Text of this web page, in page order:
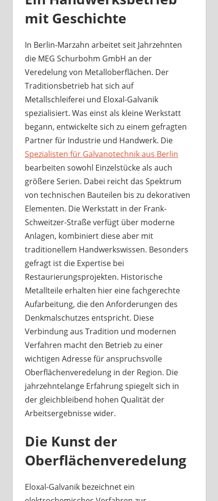
mit Geschichte
In Berlin-Marzahn arbeitet seit Jahrzehnten
die MEG Schurbohm GmbH an der
Veredelung von Metalloberflächen. Der
Traditionsbetrieb hat sich auf
Metallschleiferei und Eloxal-Galvanik
spezialisiert. Was einst als kleine Werkstatt
begann, entwickelte sich zu einem gefragten
Partner für Industrie und Handwerk. Die
Spezialisten für Galvanotechnik aus Berlin
bearbeiten sowohl Einzelstücke als auch
größere Serien. Dabei reicht das Spektrum
von technischen Bauteilen bis zu dekorativen
Elementen. Die Werkstatt in der Frank-
Schweitzer-Straße verfügt über moderne
Anlagen, kombiniert diese aber mit
traditionellem Handwerkswissen. Besonders
gefragt ist die Expertise bei
Restaurierungsprojekten. Historische
Metallteile erhalten hier eine fachgerechte
Aufarbeitung, die den Anforderungen des
Denkmalschutzes entspricht. Diese
Verbindung aus Tradition und modernen
Verfahren macht den Betrieb zu einer
wichtigen Adresse für anspruchsvolle
Oberflächenveredelung in der Region. Die
jahrzehntelange Erfahrung spiegelt sich in
der gleichbleibend hohen Qualität der
Arbeitsergebnisse wider.
Die Kunst der
Oberflächenveredelung
Eloxal-Galvanik bezeichnet ein